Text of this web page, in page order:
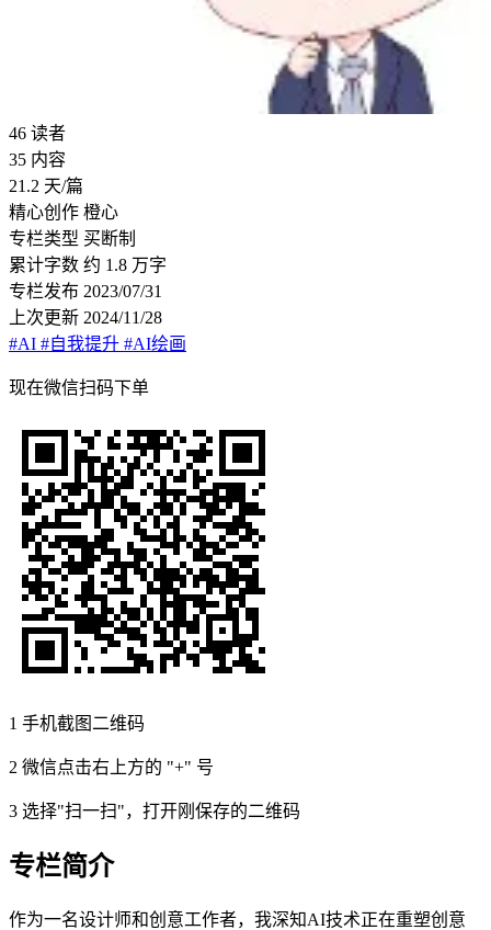
46 读者
35 内容
21.2 天/篇
精心创作 橙心
专栏类型 买断制
累计字数 约 1.8 万字
专栏发布 2023/07/31
上次更新 2024/11/28
#AI #自我提升 #AI绘画
现在微信扫码下单
1 手机截图二维码
2 微信点击右上方的 "+" 号
3 选择"扫一扫"，打开刚保存的二维码
专栏简介
作为一名设计师和创意工作者，我深知AI技术正在重塑创意